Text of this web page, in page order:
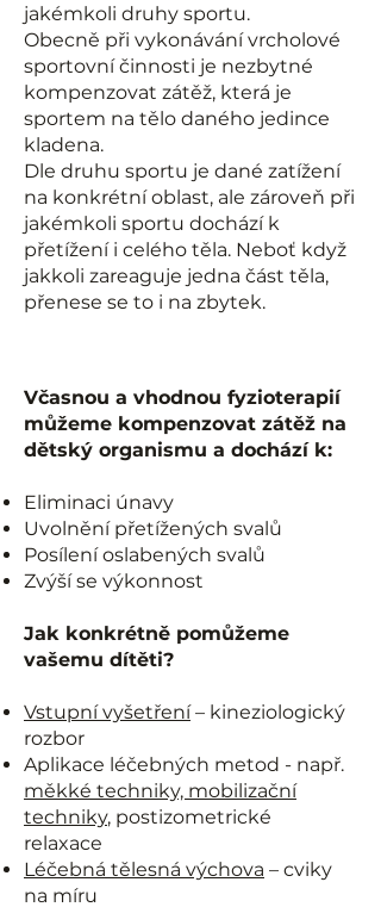
jakémkoli druhy sportu.
Obecně při vykonávání vrcholové
sportovní činnosti je nezbytné
kompenzovat zátěž, která je
sportem na tělo daného jedince
kladena.
Dle druhu sportu je dané zatížení
na konkrétní oblast, ale zároveň při
jakémkoli sportu dochází k
přetížení i celého těla. Neboť když
jakkoli zareaguje jedna část těla,
přenese se to i na zbytek.
Včasnou a vhodnou fyzioterapií
můžeme kompenzovat zátěž na
dětský organismu a dochází k:
Eliminaci únavy
Uvolnění přetížených svalů
Posílení oslabených svalů
Zvýší se výkonnost
Jak konkrétně pomůžeme
vašemu dítěti?
Vstupní vyšetření– kineziologický
rozbor
Aplikace léčebných metod - např.
měkké techniky, mobilizační
techniky, postizometrické
relaxace
Léčebná tělesná výchova – cviky
na míru